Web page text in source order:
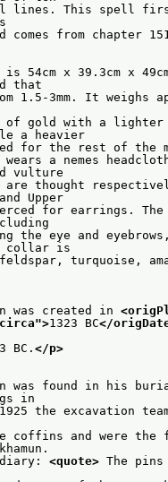
This spell first
from chapter
is 54cm x 39.3cm x
that
3mm. It weighs
with a lighter
while a heavier
for the rest of the
wears a nemes
and vulture
respectively
and Upper
for earrings. The
including
eye and
collar is
turquoise,
was created in
circa">1323 BC</
</p>
was found in his
in
excavation team
and were the
<quote> The